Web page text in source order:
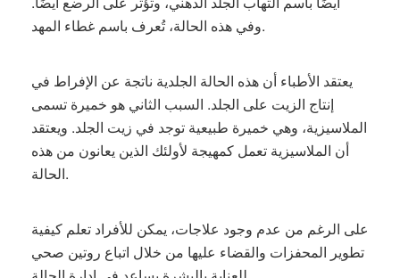
وفي هذه الحالة، تُعرف باسم غطاء المهد.
يعتقد الأطباء أن هذه الحالة الجلدية ناتجة عن الإفراط في
إنتاج الزيت على الجلد. السبب الثاني هو خميرة تسمى
الملاسيزية، وهي خميرة طبيعية توجد في زيت الجلد. ويعتقد
أن الملاسيزية تعمل كمهيجة لأولئك الذين يعانون من هذه
الحالة.
على الرغم من عدم وجود علاجات، يمكن للأفراد تعلم كيفية
تطوير المحفزات والقضاء عليها من خلال اتباع روتين صحي